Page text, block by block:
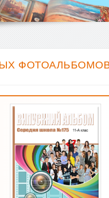
ФОТОАЛЬБОМОВ